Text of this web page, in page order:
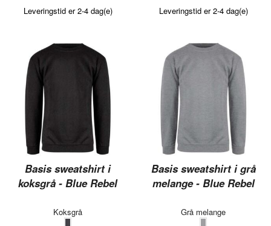
Leveringstid er 2-4 dag(e) Leveringstid er 2-4 dag(e)
Basis sweatshirt i
koksgrå - Blue Rebel
Koksgrå
Basis sweatshirt i grå
melange - Blue Rebel
Grå melange